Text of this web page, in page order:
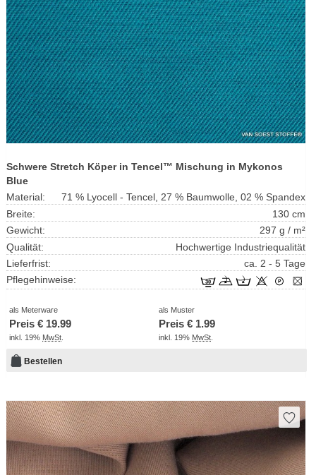
Schwere Stretch Köper in Tencel™ Mischung in Mykonos
Blue
Material:
71 % Lyocell - Tencel, 27 % Baumwolle, 02 % Spandex
Breite:
130 cm
Gewicht:
297 g / m²
Qualität:
Hochwertige Industriequalität
Lieferfrist:
ca. 2 - 5 Tage
Pflegehinweise:
als Meterware
Preis € 19.99
inkl. 19% MwSt
als Muster
Preis € 1.99
inkl. 19% MwSt
Bestellen